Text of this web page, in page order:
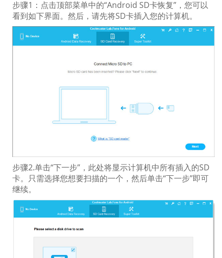
步骤1：点击顶部菜单中的“Android SD卡恢复”，您可以
看到如下界面。然后，请先将SD卡插入您的计算机。
步骤2.单击“下一步”，此处将显示计算机中所有插入的SD
卡。只需选择您想要扫描的一个，然后单击“下一步”即可
继续。